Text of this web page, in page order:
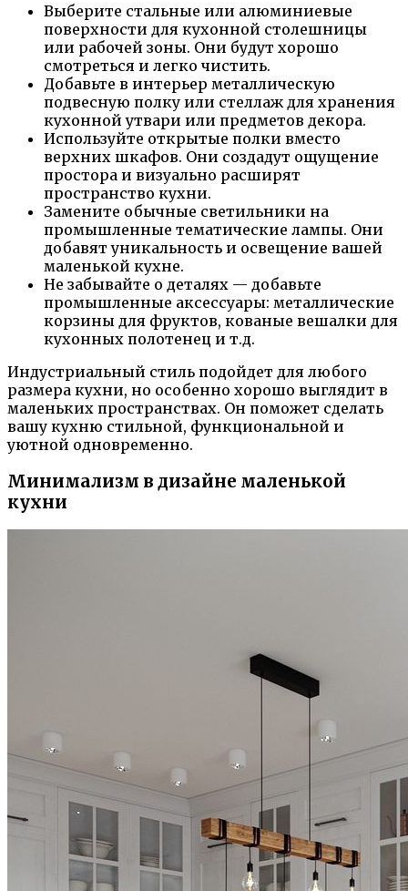
Выберите стальные или алюминиевые
поверхности для кухонной столешницы
или рабочей зоны. Они будут хорошо
смотреться и легко чистить.
Добавьте в интерьер металлическую
подвесную полку или стеллаж для хранения
кухонной утвари или предметов декора.
Используйте открытые полки вместо
верхних шкафов. Они создадут ощущение
простора и визуально расширят
пространство кухни.
Замените обычные светильники на
промышленные тематические лампы. Они
добавят уникальность и освещение вашей
маленькой кухне.
Не забывайте о деталях — добавьте
промышленные аксессуары: металлические
корзины для фруктов, кованые вешалки для
кухонных полотенец и т.д.
Индустриальный стиль подойдет для любого
размера кухни, но особенно хорошо выглядит в
маленьких пространствах. Он поможет сделать
вашу кухню стильной, функциональной и
уютной одновременно.
Минимализм в дизайне маленькой
кухни